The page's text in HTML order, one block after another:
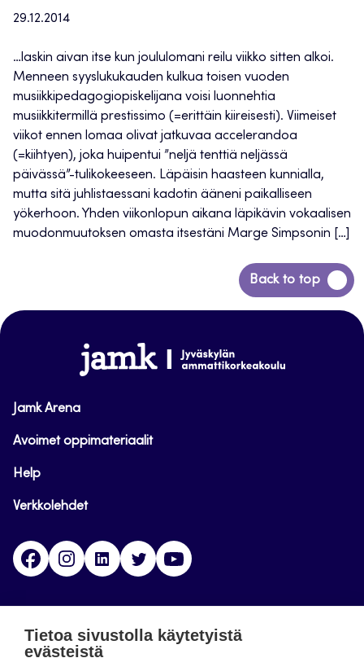
29.12.2014
…laskin aivan itse kun joululomani reilu viikko sitten alkoi.
Menneen syyslukukauden kulkua toisen vuoden
musiikkipedagogiopiskelijana voisi luonnehtia
musiikkitermillä prestissimo (=erittäin kiireisesti). Viimeiset
viikot ennen lomaa olivat jatkuvaa accelerandoa
(=kiihtyen), joka huipentui ”neljä tenttiä neljässä
päivässä”-tulikokeeseen. Läpäisin haasteen kunnialla,
mutta sitä juhlistaessani kadotin ääneni paikalliseen
yökerhoon. Yhden viikonlopun aikana läpikävin vokaalisen
muodonmuutoksen omasta itsestäni Marge Simpsonin […]
Back to top
Siirry
takaisin
www.jamk.fi
Jamk Arena
Avoimet oppimateriaalit
Help
Verkkolehdet
FacebookInstagramLinkedinTwitter
Tietoa sivustolla käytetyistä
evästeistä